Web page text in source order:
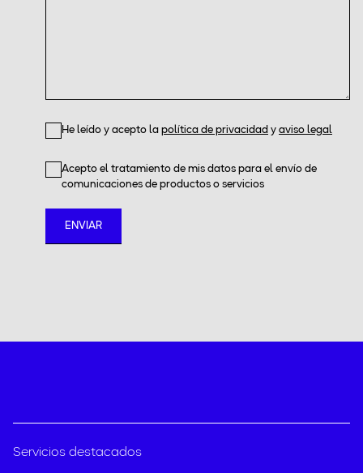
He leído y acepto la política de privacidad y aviso legal
Acepto el tratamiento de mis datos para el envío de
comunicaciones de productos o servicios
Servicios destacados